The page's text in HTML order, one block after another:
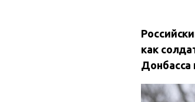
как
Донбасса